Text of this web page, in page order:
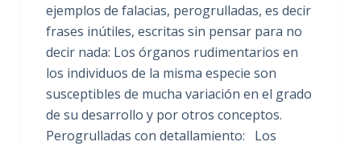
ejemplos de falacias, perogrulladas, es decir
frases inútiles, escritas sin pensar para no
decir nada: Los órganos rudimentarios en
los individuos de la misma especie son
susceptibles de mucha variación en el grado
de su desarrollo y por otros conceptos.
Perogrulladas con detallamiento: Los